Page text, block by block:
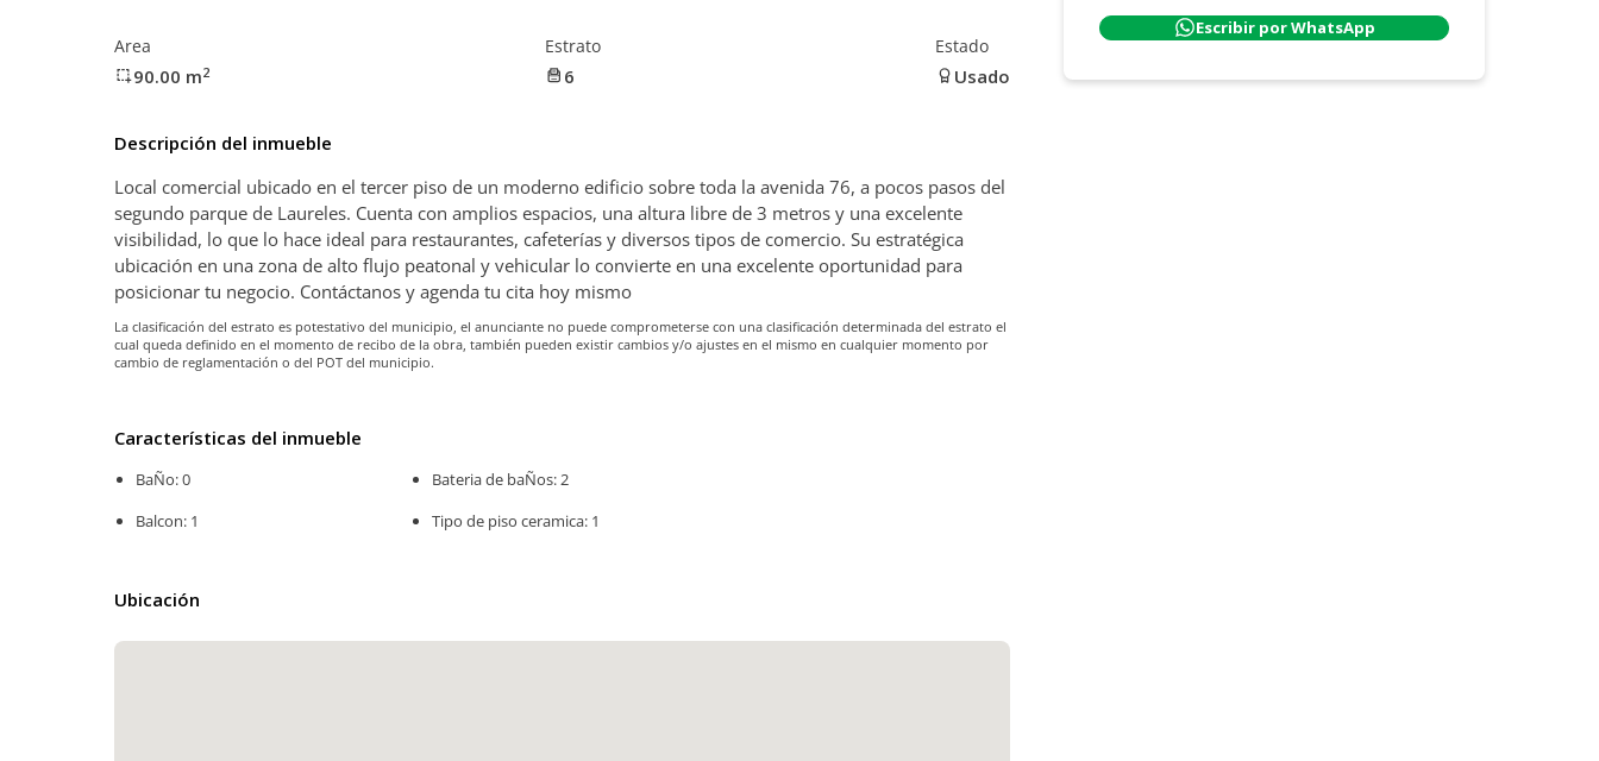
Area
90.00 m2
Estrato
6
Estado
Usado
Descripción del inmueble
Local comercial ubicado en el tercer piso de un moderno edificio sobre toda la avenida 76, a pocos pasos del
segundo parque de Laureles. Cuenta con amplios espacios, una altura libre de 3 metros y una excelente
visibilidad, lo que lo hace ideal para restaurantes, cafeterías y diversos tipos de comercio. Su estratégica
ubicación en una zona de alto flujo peatonal y vehicular lo convierte en una excelente oportunidad para
posicionar tu negocio. Contáctanos y agenda tu cita hoy mismo
La clasificación del estrato es potestativo del municipio, el anunciante no puede comprometerse con una clasificación determinada del estrato el
cual queda definido en el momento de recibo de la obra, también pueden existir cambios y/o ajustes en el mismo en cualquier momento por
cambio de reglamentación o del POT del municipio.
Características del inmueble
BaÑo: 0
Balcon: 1
Bateria de baÑos: 2
Tipo de piso ceramica: 1
Ubicación
Escribir por WhatsApp